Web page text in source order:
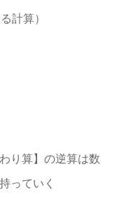
計算）
り算】の逆算は数
っていく